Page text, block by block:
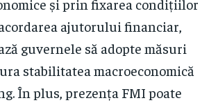
și prin fixarea condițiilor
ajutorului financiar,
guvernele să adopte măsuri
stabilitatea macroeconomică
În plus, prezența FMI poate